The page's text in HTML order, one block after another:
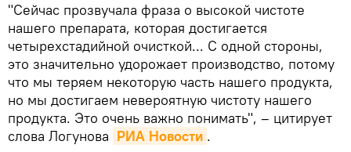
"Сейчас прозвучала фраза о высокой чистоте
нашего препарата, которая достигается
четырехстадийной очисткой... С одной стороны,
это значительно удорожает производство, потому
что мы теряем некоторую часть нашего продукта,
но мы достигаем невероятную чистоту нашего
продукта. Это очень важно понимать", – цитирует
слова Логунова РИА Новости .